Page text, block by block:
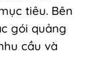
tiêu. Bên
gói quảng
cầu và